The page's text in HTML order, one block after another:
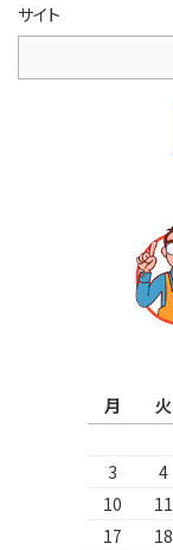
サイト
月 火
3
4
10
11
17
18